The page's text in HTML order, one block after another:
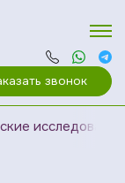
звонок
исследования